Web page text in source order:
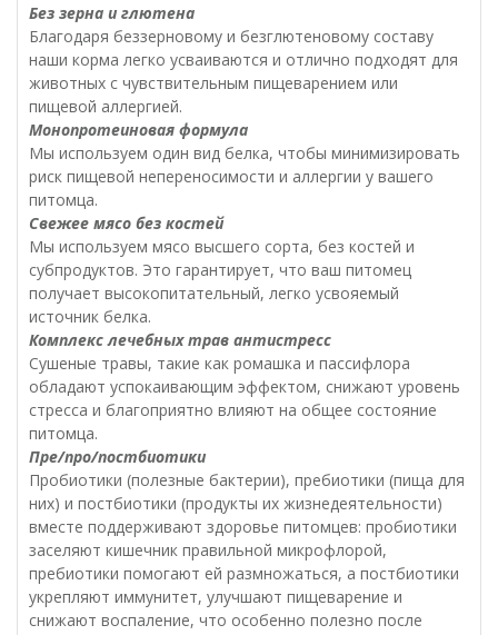
Без зерна и глютена
Благодаря беззерновому и безглютеновому составу
наши корма легко усваиваются и отлично подходят для
животных с чувствительным пищеварением или
пищевой аллергией.
Монопротеиновая формула
Мы используем один вид белка, чтобы минимизировать
риск пищевой непереносимости и аллергии у вашего
питомца.
Свежее мясо без костей
Мы используем мясо высшего сорта, без костей и
субпродуктов. Это гарантирует, что ваш питомец
получает высокопитательный, легко усвояемый
источник белка.
Комплекс лечебных трав антистресс
Сушеные травы, такие как ромашка и пассифлора
обладают успокаивающим эффектом, снижают уровень
стресса и благоприятно влияют на общее состояние
питомца.
Пре/про/постбиотики
Пробиотики (полезные бактерии), пребиотики (пища для
них) и постбиотики (продукты их жизнедеятельности)
вместе поддерживают здоровье питомцев: пробиотики
заселяют кишечник правильной микрофлорой,
пребиотики помогают ей размножаться, а постбиотики
укрепляют иммунитет, улучшают пищеварение и
снижают воспаление, что особенно полезно после